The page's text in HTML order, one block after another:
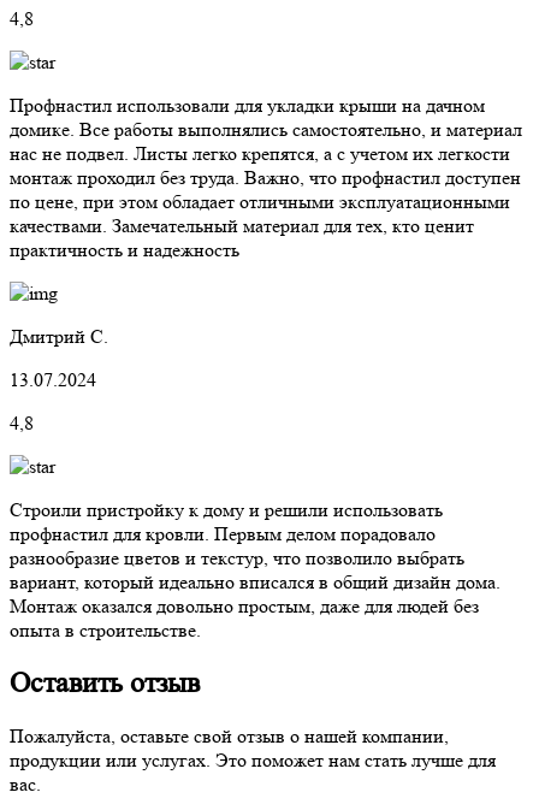
4,8
Профнастил использовали для укладки крыши на дачном
домике. Все работы выполнялись самостоятельно, и материал
нас не подвел. Листы легко крепятся, а с учетом их легкости
монтаж проходил без труда. Важно, что профнастил доступен
по цене, при этом обладает отличными эксплуатационными
качествами. Замечательный материал для тех, кто ценит
практичность и надежность
Дмитрий С.
13.07.2024
4,8
Строили пристройку к дому и решили использовать
профнастил для кровли. Первым делом порадовало
разнообразие цветов и текстур, что позволило выбрать
вариант, который идеально вписался в общий дизайн дома.
Монтаж оказался довольно простым, даже для людей без
опыта в строительстве.
Оставить отзыв
Пожалуйста, оставьте свой отзыв о нашей компании,
продукции или услугах. Это поможет нам стать лучше для
вас.